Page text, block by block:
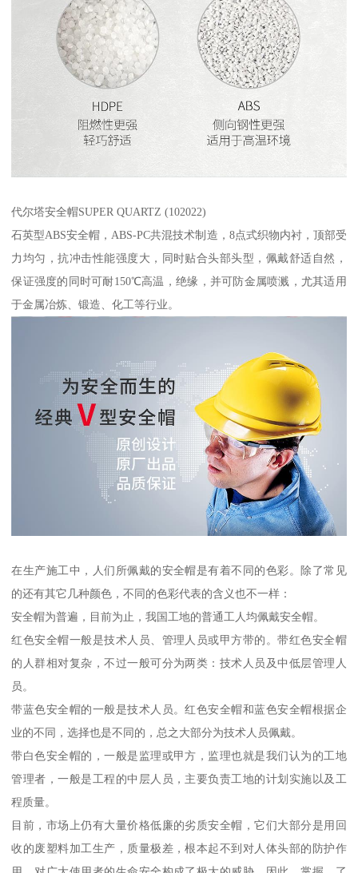
代尔塔安全帽SUPER QUARTZ (102022)
石英型ABS安全帽，ABS-PC共混技术制造，8点式织物内衬，顶部受
力均匀，抗冲击性能强度大，同时贴合头部头型，佩戴舒适自然，
保证强度的同时可耐150℃高温，绝缘，并可防金属喷溅，尤其适用
于金属冶炼、锻造、化工等行业。
在生产施工中，人们所佩戴的安全帽是有着不同的色彩。除了常见
的还有其它几种颜色，不同的色彩代表的含义也不一样：
安全帽为普遍，目前为止，我国工地的普通工人均佩戴安全帽。
红色安全帽一般是技术人员、管理人员或甲方带的。带红色安全帽
的人群相对复杂，不过一般可分为两类：技术人员及中低层管理人
员。
带蓝色安全帽的一般是技术人员。红色安全帽和蓝色安全帽根据企
业的不同，选择也是不同的，总之大部分为技术人员佩戴。
带白色安全帽的，一般是监理或甲方，监理也就是我们认为的工地
管理者，一般是工程的中层人员，主要负责工地的计划实施以及工
程质量。
目前，市场上仍有大量价格低廉的劣质安全帽，它们大部分是用回
收的废塑料加工生产，质量极差，根本起不到对人体头部的防护作